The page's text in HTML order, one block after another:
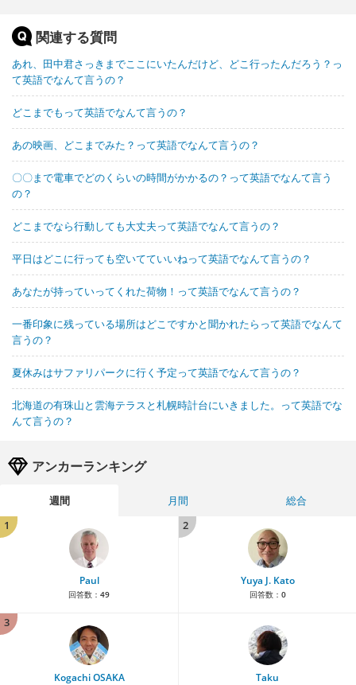
関連する質問
あれ、田中君さっきまでここにいたんだけど、どこ行ったんだろう？っ
て英語でなんて言うの？
どこまでもって英語でなんて言うの？
あの映画、どこまでみた？って英語でなんて言うの？
〇〇まで電車でどのくらいの時間がかかるの？って英語でなんて言う
の？
どこまでなら行動しても大丈夫って英語でなんて言うの？
平日はどこに行っても空いてていいねって英語でなんて言うの？
あなたが持っていってくれた荷物！って英語でなんて言うの？
一番印象に残っている場所はどこですかと聞かれたらって英語でなんて
言うの？
夏休みはサファリパークに行く予定って英語でなんて言うの？
北海道の有珠山と雲海テラスと札幌時計台にいきました。って英語でな
んて言うの？
アンカーランキング
週間 月間
総合
1
Paul
回答数： 49
2
Yuya J. Kato
回答数： 0
3
Kogachi OSAKA Taku